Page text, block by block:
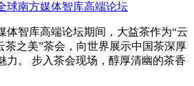
球南方媒体智库高端论坛
体智库高端论坛期间，大益茶作为“云
茶之美”茶会，向世界展示中国茶深厚
力。 步入茶会现场，醇厚清幽的茶香